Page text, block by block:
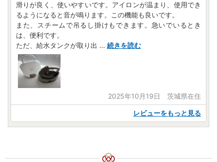
滑りが良く、使いやすいです。アイロンが温まり、使用でき
るようになると音が鳴ります。この機能も良いです。
また、スチームで吊るし掛けもできます。急いでいるとき
は、便利です。
ただ、給水タンクが取り出 ... 続きを読む
2025年10月19日 茨城県在住
レビューをもっと見る